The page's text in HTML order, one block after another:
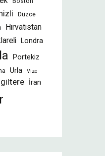
Düzce
Hırvatistan
Londra
Portekiz
Urla Vize
İran